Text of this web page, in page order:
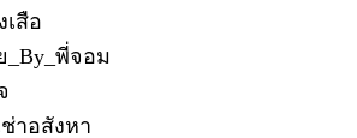
สือ
_By_พี่จอม
าอสังหา